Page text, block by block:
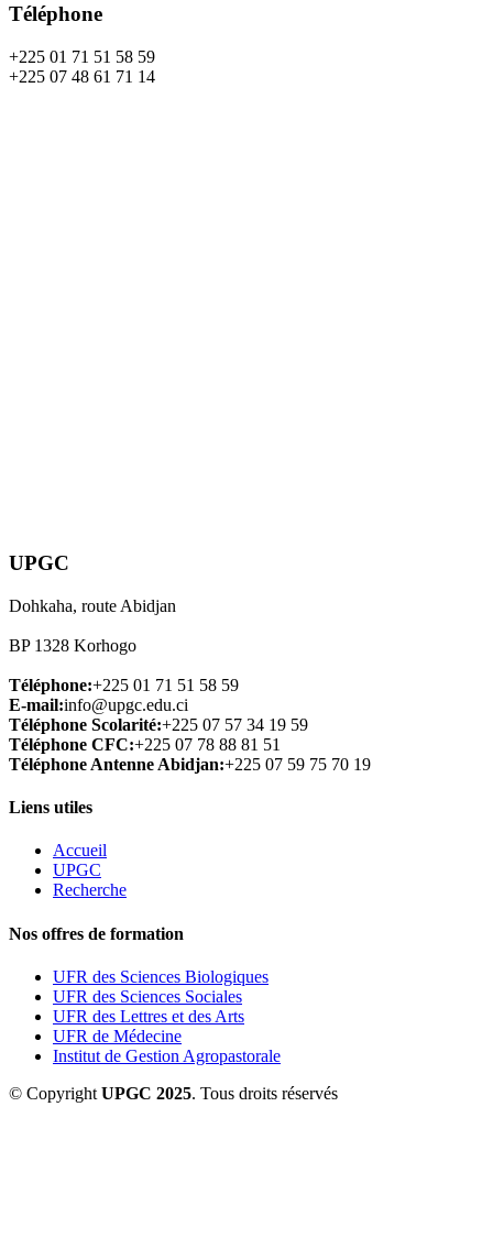
Téléphone
+225 01 71 51 58 59
+225 07 48 61 71 14
UPGC
Dohkaha, route Abidjan
BP 1328 Korhogo
Téléphone:+225 01 71 51 58 59
E-mail:info@upgc.edu.ci
Téléphone Scolarité:+225 07 57 34 19 59
Téléphone CFC:+225 07 78 88 81 51
Téléphone Antenne Abidjan:+225 07 59 75 70 19
Liens utiles
Accueil
UPGC
Recherche
Nos offres de formation
UFR des Sciences Biologiques
UFR des Sciences Sociales
UFR des Lettres et des Arts
UFR de Médecine
Institut de Gestion Agropastorale
© Copyright UPGC 2025. Tous droits réservés